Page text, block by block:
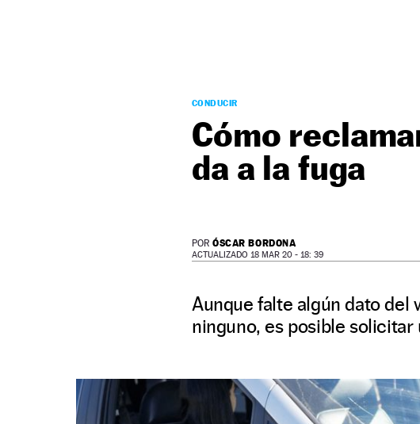
CONDUCIR
Cómo
da a la fuga
POR ÓSCAR BORDONA
ACTUALIZADO 18 MAR 20 - 18: 39
Aunque falte algún dato del
ninguno, es posible solicitar